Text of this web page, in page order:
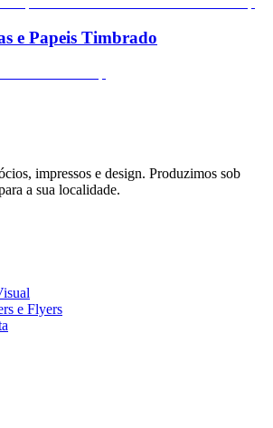
e Papeis Timbrado
impressos e design. Produzimos sob
a sua localidade.
e Flyers